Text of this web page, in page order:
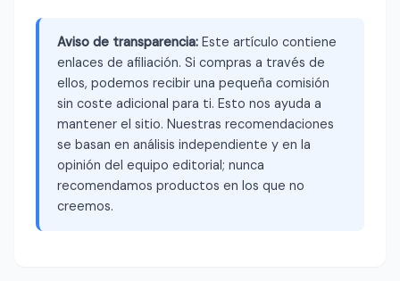
Aviso de transparencia: Este artículo contiene
enlaces de afiliación. Si compras a través de
ellos, podemos recibir una pequeña comisión
sin coste adicional para ti. Esto nos ayuda a
mantener el sitio. Nuestras recomendaciones
se basan en análisis independiente y en la
opinión del equipo editorial; nunca
recomendamos productos en los que no
creemos.